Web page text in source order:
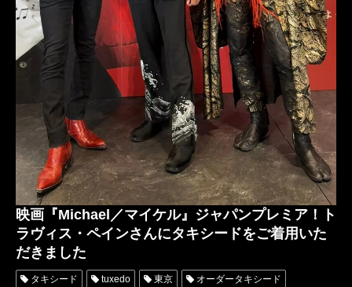
アップサイクル 京都府 波多晋 MAXBLONDE
SALONDEALFURD MAGNETHairPro BabyDollTokyo
Hofit Golan Cyril Benzaquen Valérie Silver
Pedro Paulo Loureiro Marlène Johanna
伝統産業価値創造プロデューサー
映画『Michael／マイケル』ジャパンプレミア！ト
ラヴィス・ペインさんにタキシードをご着用いた
だきました
タキシード tuxedo 東京 オーダータキシード